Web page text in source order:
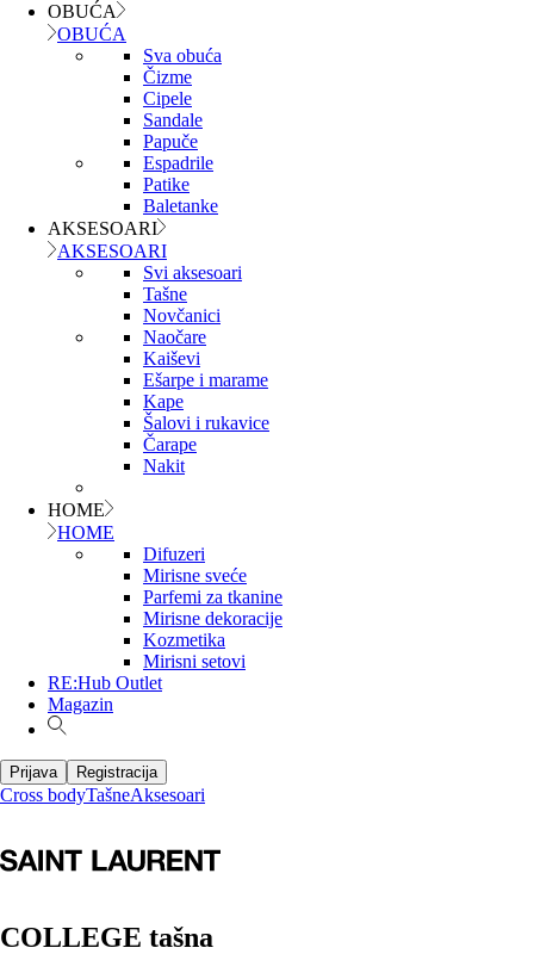
OBUĆA
OBUĆA
Sva obuća
Čizme
Cipele
Sandale
Papuče
Espadrile
Patike
Baletanke
AKSESOARI
AKSESOARI
Svi aksesoari
Tašne
Novčanici
Naočare
Kaiševi
Ešarpe i marame
Kape
Šalovi i rukavice
Čarape
Nakit
HOME
HOME
Difuzeri
Mirisne sveće
Parfemi za tkanine
Mirisne dekoracije
Kozmetika
Mirisni setovi
RE:Hub Outlet
Magazin
Prijava Registracija
Cross bodyTašneAksesoari
COLLEGE tašna